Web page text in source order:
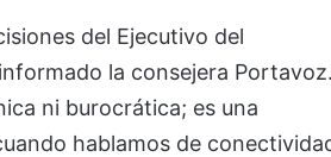
del Ejecutivo del
la consejera
ni burocrática; es una
hablamos de